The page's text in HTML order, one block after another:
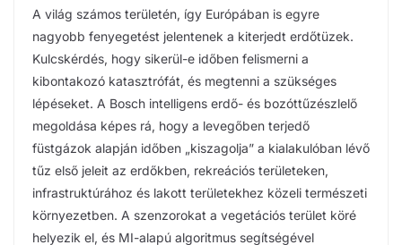
A világ számos területén, így Európában is egyre
nagyobb fenyegetést jelentenek a kiterjedt erdőtüzek.
Kulcskérdés, hogy sikerül-e időben felismerni a
kibontakozó katasztrófát, és megtenni a szükséges
lépéseket. A Bosch intelligens erdő- és bozóttűzészlelő
megoldása képes rá, hogy a levegőben terjedő
füstgázok alapján időben „kiszagolja” a kialakulóban lévő
tűz első jeleit az erdőkben, rekreációs területeken,
infrastruktúrához és lakott területekhez közeli természeti
környezetben. A szenzorokat a vegetációs terület köré
helyezik el, és MI-alapú algoritmus segítségével